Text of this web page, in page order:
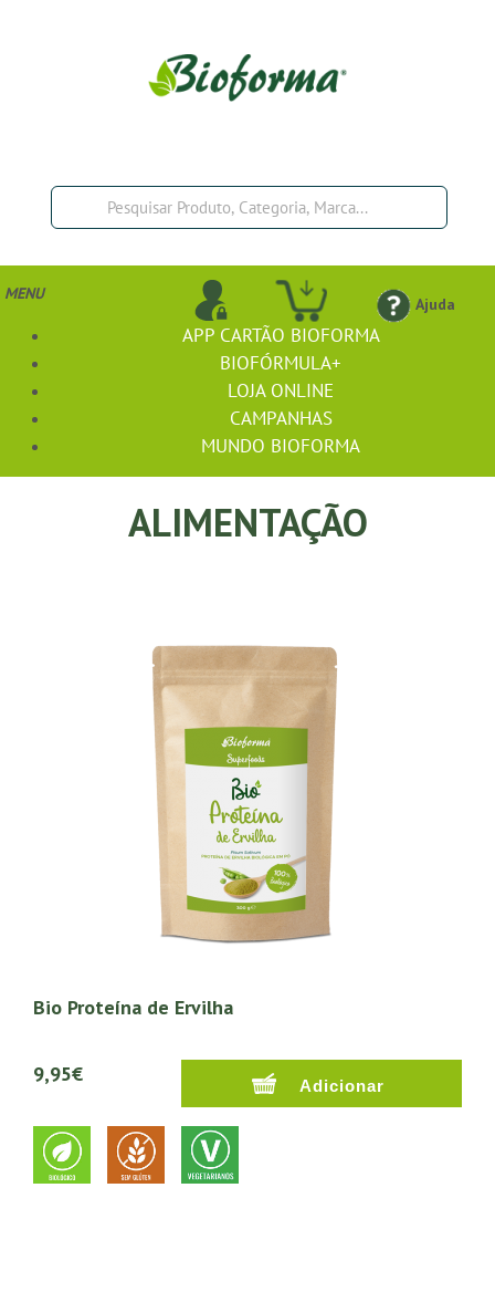
Ajuda
MENU
APP CARTÃO BIOFORMA
BIOFÓRMULA+
LOJA ONLINE
CAMPANHAS
MUNDO BIOFORMA
ALIMENTAÇÃO
Bio Proteína de Ervilha
9,95€